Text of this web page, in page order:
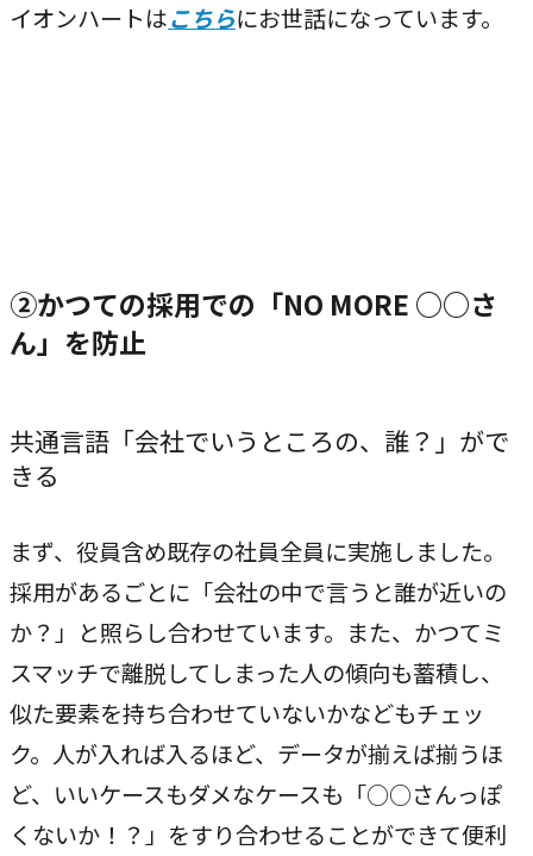
イオンハートはこちらにお世話になっています。
②かつての採用での「NO MORE ○○さ
ん」を防止
共通言語「会社でいうところの、誰？」がで
きる
まず、役員含め既存の社員全員に実施しました。
採用があるごとに「会社の中で言うと誰が近いの
か？」と照らし合わせています。また、かつてミ
スマッチで離脱してしまった人の傾向も蓄積し、
似た要素を持ち合わせていないかなどもチェッ
ク。人が入れば入るほど、データが揃えば揃うほ
ど、いいケースもダメなケースも「○○さんっぽ
くないか！？」をすり合わせることができて便利